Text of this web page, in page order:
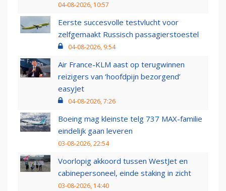
04-08-2026, 10:57
Eerste succesvolle testvlucht voor
zelfgemaakt Russisch passagierstoestel
04-08-2026, 9:54
Air France-KLM aast op terugwinnen
reizigers van ‘hoofdpijn bezorgend’
easyJet
04-08-2026, 7:26
Boeing mag kleinste telg 737 MAX-familie
eindelijk gaan leveren
03-08-2026, 22:54
Voorlopig akkoord tussen WestJet en
cabinepersoneel, einde staking in zicht
03-08-2026, 14:40